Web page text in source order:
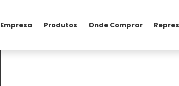
Empresa Produtos Onde Comprar